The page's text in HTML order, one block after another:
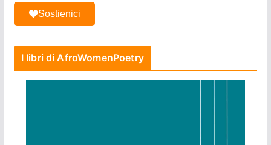
Sostienici
I libri di AfroWomenPoetry